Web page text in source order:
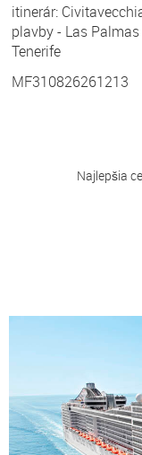
itinerár:
plavby - Las
Tenerife
MF310826261213
Najlepšia